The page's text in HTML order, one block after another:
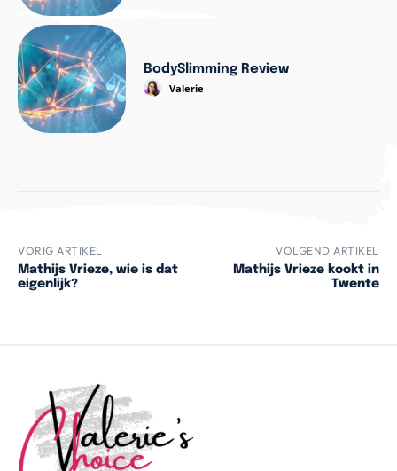
BodySlimming Review
Valerie
VORIG ARTIKEL
Mathijs Vrieze, wie is dat
eigenlijk?
VOLGEND ARTIKEL
Mathijs Vrieze kookt in
Twente